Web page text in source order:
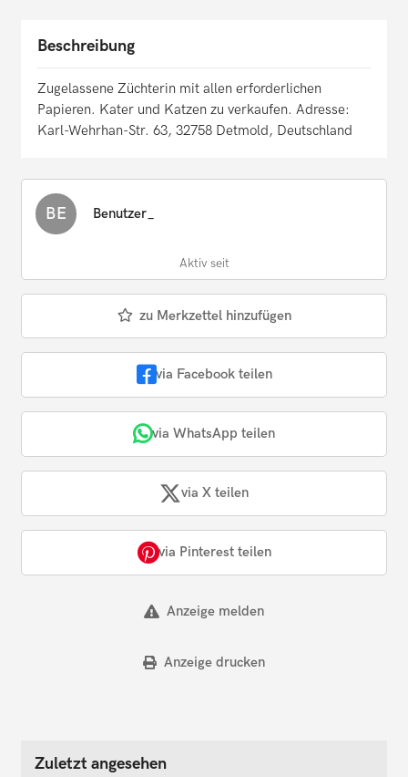
Beschreibung
Zugelassene Züchterin mit allen erforderlichen
Papieren. Kater und Katzen zu verkaufen. Adresse:
Karl-Wehrhan-Str. 63, 32758 Detmold, Deutschland
BE Benutzer_
Aktiv seit
zu Merkzettel hinzufügen
via Facebook teilen
via WhatsApp teilen
via X teilen
via Pinterest teilen
Anzeige melden
Anzeige drucken
Zuletzt angesehen